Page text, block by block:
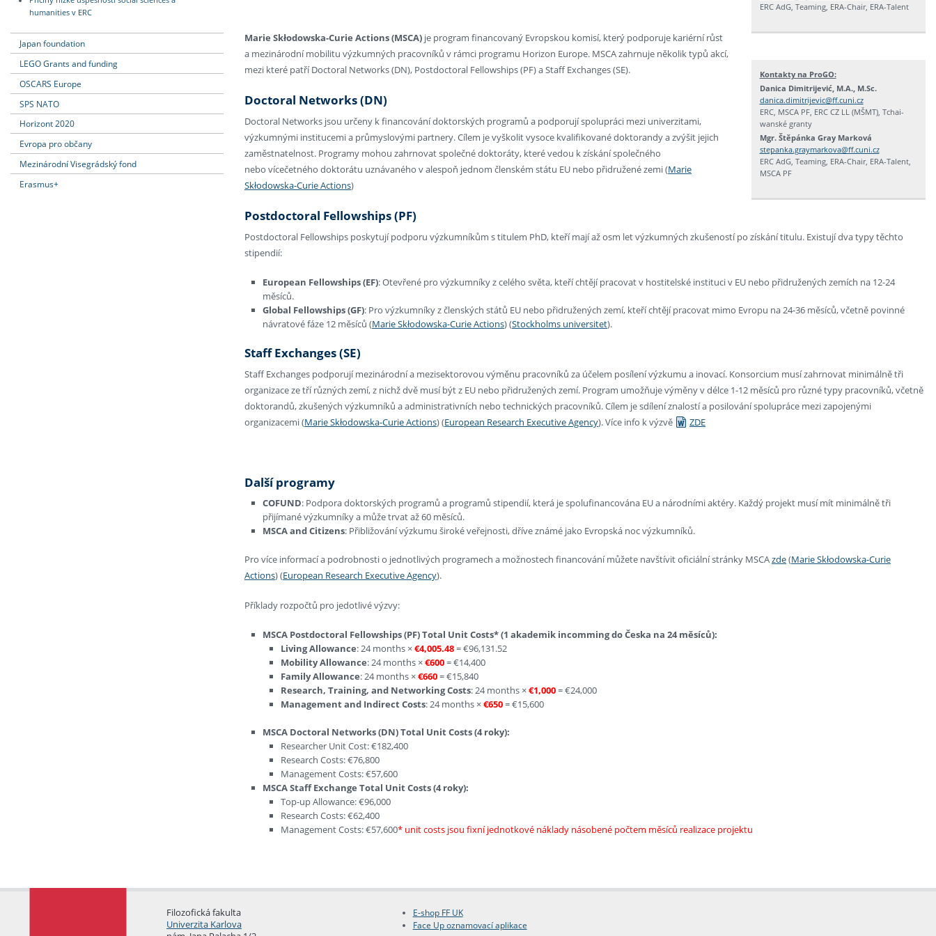
humanities v ERC
Japan foundation
LEGO Grants and funding
OSCARS Europe
SPS NATO
Horizont 2020
Evropa pro občany
Mezinárodní Visegrádský fond
Erasmus+
ERC AdG, Teaming, ERA-Chair, ERA-Talent
Kontakty na ProGO:
Danica Dimitrijević, M.A., M.Sc.
danica.dimitrijevic@ff.cuni.cz
ERC, MSCA PF, ERC CZ LL (MŠMT), Tchai-
wanské granty
Mgr. Štěpánka Gray Marková
stepanka.graymarkova@ff.cuni.cz
ERC AdG, Teaming, ERA-Chair, ERA-Talent,
MSCA PF
Marie Skłodowska-Curie Actions (MSCA) je program financovaný Evropskou komisí, který podporuje kariérní růst
a mezinárodní mobilitu výzkumných pracovníků v rámci programu Horizon Europe. MSCA zahrnuje několik typů akcí,
mezi které patří Doctoral Networks (DN), Postdoctoral Fellowships (PF) a Staff Exchanges (SE).
Doctoral Networks (DN)
Doctoral Networks jsou určeny k financování doktorských programů a podporují spolupráci mezi univerzitami,
výzkumnými institucemi a průmyslovými partnery. Cílem je vyškolit vysoce kvalifikované doktorandy a zvýšit jejich
zaměstnatelnost. Programy mohou zahrnovat společné doktoráty, které vedou k získání společného
nebo vícečetného doktorátu uznávaného v alespoň jednom členském státu EU nebo přidružené zemi​(Marie
Skłodowska-Curie Actions)
Postdoctoral Fellowships (PF)
Postdoctoral Fellowships poskytují podporu výzkumníkům s titulem PhD, kteří mají až osm let výzkumných zkušeností po získání titulu. Existují dva typy těchto
stipendií:
European Fellowships (EF): Otevřené pro výzkumníky z celého světa, kteří chtějí pracovat v hostitelské instituci v EU nebo přidružených zemích na 12-24
měsíců.
Global Fellowships (GF): Pro výzkumníky z členských států EU nebo přidružených zemí, kteří chtějí pracovat mimo Evropu na 24-36 měsíců, včetně povinné
návratové fáze 12 měsíců​ (Marie Skłodowska-Curie Actions)(Stockholms universitet)​.
Staff Exchanges (SE)
Staff Exchanges podporují mezinárodní a mezisektorovou výměnu pracovníků za účelem posílení výzkumu a inovací. Konsorcium musí zahrnovat minimálně tři
organizace ze tří různých zemí, z nichž dvě musí být z EU nebo přidružených zemí. Program umožňuje výměny v délce 1-12 měsíců pro různé typy pracovníků, včetně
doktorandů, zkušených výzkumníků a administrativních nebo technických pracovníků. Cílem je sdílení znalostí a posilování spolupráce mezi zapojenými
organizacemi​(Marie Skłodowska-Curie Actions)(European Research Executive Agency)​. Více info k výzvě ZDE
Další programy
COFUND: Podpora doktorských programů a programů stipendií, která je spolufinancována EU a národními aktéry. Každý projekt musí mít minimálně tři
přijímané výzkumníky a může trvat až 60 měsíců.
MSCA and Citizens: Přibližování výzkumu široké veřejnosti, dříve známé jako Evropská noc výzkumníků​.
Pro více informací a podrobnosti o jednotlivých programech a možnostech financování můžete navštívit oficiální stránky MSCAzde(Marie Skłodowska-Curie
Actions)(European Research Executive Agency)​.
Příklady rozpočtů pro jedotlivé výzvy:
MSCA Postdoctoral Fellowships (PF) Total Unit Costs* (1 akademik incomming do Česka na 24 měsíců):
Living Allowance: 24 months ×€4,005.48= €96,131.52
Mobility Allowance: 24 months ×€600= €14,400
Family Allowance: 24 months ×€660= €15,840
Research, Training, and Networking Costs: 24 months ×€1,000= €24,000
Management and Indirect Costs: 24 months ×€650= €15,600
MSCA Doctoral Networks (DN) Total Unit Costs (4 roky):
Researcher Unit Cost: €182,400
Research Costs: €76,800
Management Costs: €57,600
MSCA Staff Exchange Total Unit Costs (4 roky):
Top-up Allowance: €96,000
Research Costs: €62,400
Management Costs: €57,600* unit costs jsou fixní jednotkové náklady násobené počtem měsíců realizace projektu
Filozofická fakulta
Univerzita Karlova
E-shop FF UK
Face Up oznamovací aplikace